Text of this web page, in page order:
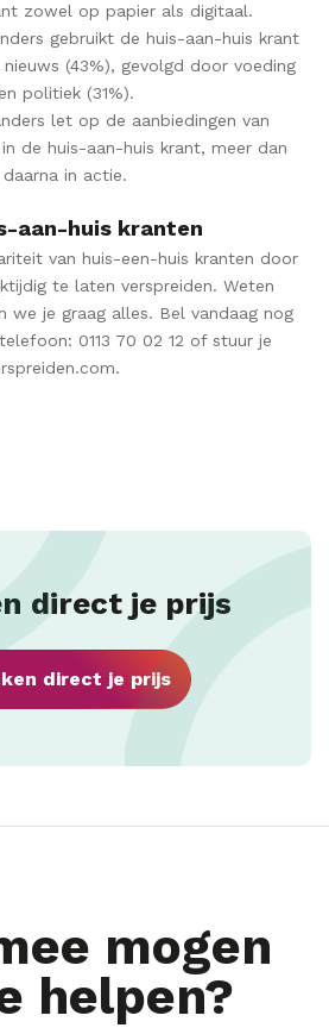
zowel op papier als digitaal.
gebruikt de huis-aan-huis krant
(43%), gevolgd door voeding
politiek (31%).
let op de aanbiedingen van
de huis-aan-huis krant, meer dan
in actie.
aan-huis kranten
van huis-een-huis kranten door
te laten verspreiden. Weten
we je graag alles. Bel vandaag nog
0113 70 02 12 of stuur je
direct je prijs
direct je prijs
mogen
helpen?